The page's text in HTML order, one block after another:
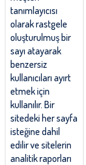
tanımlayıcısı
olarak rastgele
oluşturulmuş bir
sayı atayarak
benzersiz
kullanıcıları ayırt
etmek için
kullanılır. Bir
sitedeki her sayfa
isteğine dahil
edilir ve sitelerin
analitik raporları